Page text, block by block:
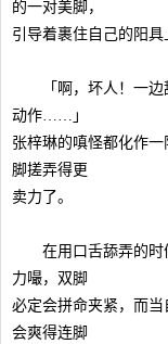
的一对美脚，
引导着裹住自己的阳具
「啊，坏人！一边
动作……」
张梓琳的嗔怪都化作
脚搓弄得更
卖力了。
在用口舌舔弄的时
力嘬，双脚
必定会拼命夹紧，而
会爽得连脚